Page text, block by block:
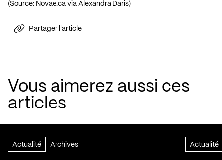
(Source: Novae.ca via Alexandra Daris)
Partager l'article
Vous aimerez aussi ces
articles
Actualité Archives Actualité